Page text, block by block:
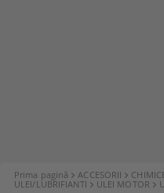
Prima pagină ACCESORII
ULEI/LUBRIFIANTI
ULEI MOTOR